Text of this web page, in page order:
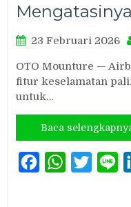
Mengatasinya
23 Februari 2026
OTO Mounture —
fitur keselamatan
untuk…
Baca
FacebookWhatsApp